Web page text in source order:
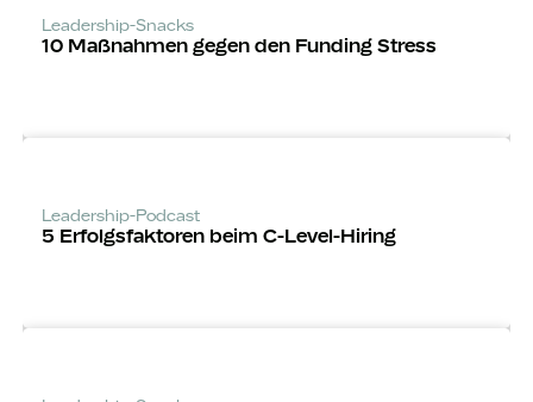
Leadership-Snacks
10 Maßnahmen gegen den Funding Stress
Leadership-Podcast
5 Erfolgsfaktoren beim C-Level-Hiring